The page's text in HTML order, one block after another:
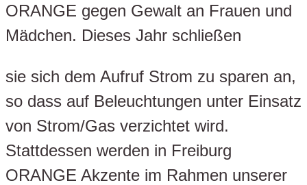
ORANGE gegen Gewalt an Frauen und
Mädchen. Dieses Jahr schließen
sie sich dem Aufruf Strom zu sparen an,
so dass auf Beleuchtungen unter Einsatz
von Strom/Gas verzichtet wird.
Stattdessen werden in Freiburg
ORANGE Akzente im Rahmen unserer